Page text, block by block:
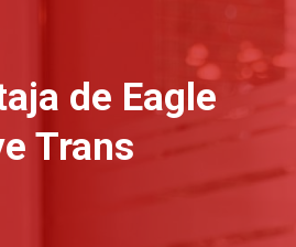
de Eagle
Trans